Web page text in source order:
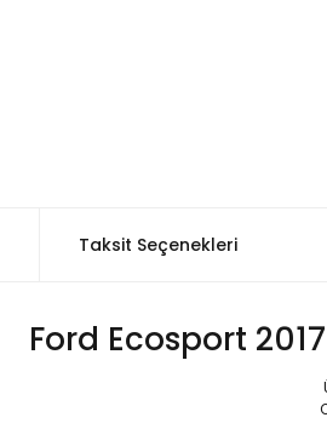
Taksit Seçenekleri
Ford Ecosport